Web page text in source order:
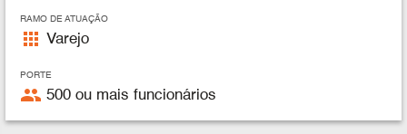
RAMO DE ATUAÇÃO
apps Varejo
PORTE
people 500 ou mais funcionários